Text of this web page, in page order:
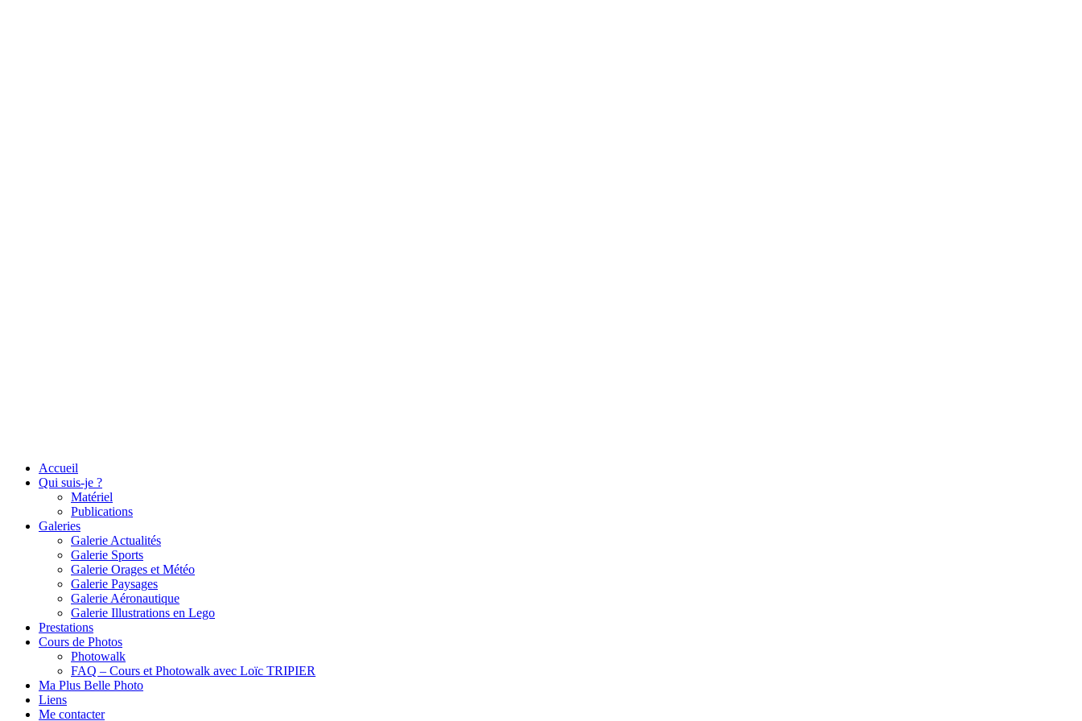
Accueil
Qui suis-je ?
Matériel
Publications
Galeries
Galerie Actualités
Galerie Sports
Galerie Orages et Météo
Galerie Paysages
Galerie Aéronautique
Galerie Illustrations en Lego
Prestations
Cours de Photos
Photowalk
FAQ – Cours et Photowalk avec Loïc TRIPIER
Ma Plus Belle Photo
Liens
Me contacter